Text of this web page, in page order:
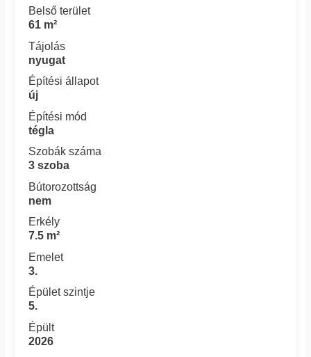
Belső terület
61 m²
Tájolás
nyugat
Építési állapot
új
Építési mód
tégla
Szobák száma
3 szoba
Bútorozottság
nem
Erkély
7.5 m²
Emelet
3.
Épület szintje
5.
Épült
2026